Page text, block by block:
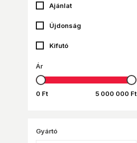
Ajánlat
Újdonság
Kifutó
Ár
0 Ft 5 000 000 Ft
Gyártó